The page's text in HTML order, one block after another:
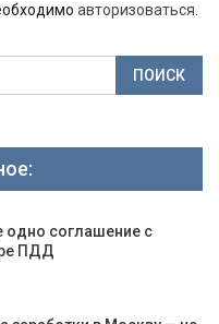
авторизоваться
одно соглашение с
ПДД